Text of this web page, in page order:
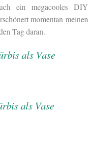
ein megacooles DIY
momentan meinen
Tag daran.